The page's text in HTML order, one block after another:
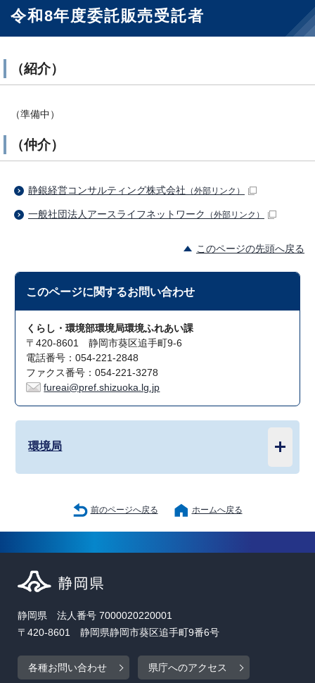
令和8年度委託販売受託者
（紹介）
（準備中）
（仲介）
静銀経営コンサルティング株式会社 （外部リンク）
一般社団法人アースライフネットワーク （外部リンク）
このページの先頭へ戻る
このページに関するお問い合わせ
くらし・環境部環境局環境ふれあい課
〒420-8601 静岡市葵区追手町9-6
電話番号：054-221-2848
ファクス番号：054-221-3278
fureai@pref.shizuoka.lg.jp
環境局
前のページへ戻る ホームへ戻る
静岡県 法人番号 7000020220001
〒420-8601 静岡県静岡市葵区追手町9番6号
各種お問い合わせ 県庁へのアクセス